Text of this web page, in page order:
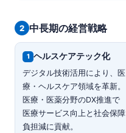
2 中長期の経営戦略
1 ヘルスケアテック化
デジタル技術活用により、医
療・ヘルスケア領域を革新。
医療・医薬分野のDX推進で
医療サービス向上と社会保障
負担減に貢献。